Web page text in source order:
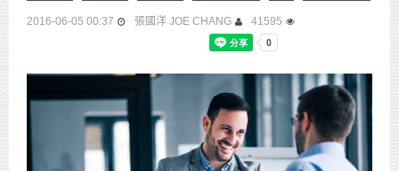
2016-06-05 00:37 張國洋 JOE CHANG 41595